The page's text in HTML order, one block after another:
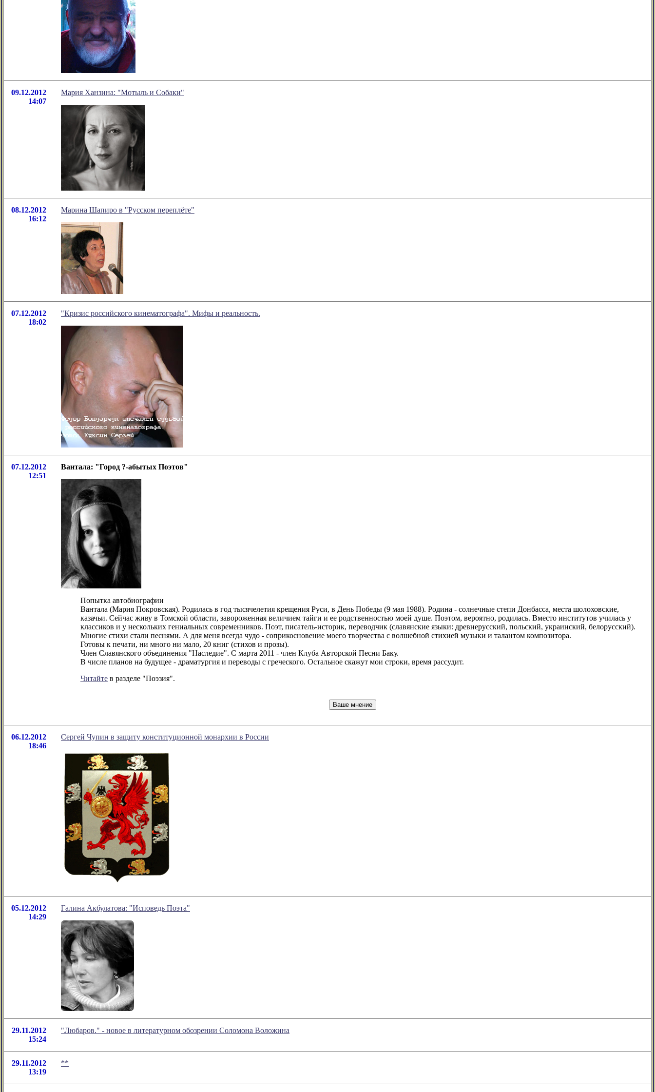
09.12.2012
14:07
Мария Ханзина: "Мотыль и Собаки"
08.12.2012
16:12
Марина Шапиро в "Русском переплёте"
07.12.2012
18:02
"Кризис российского кинематографа". Мифы и реальность.
07.12.2012
12:51
Вантала: "Город ?-абытых Поэтов"
Попытка автобиографии
Вантала (Мария Покровская). Родилась в год тысячелетия крещения Руси, в День Победы (9 мая 1988). Родина - солнечные степи Донбасса, места шолоховские,
казачьи. Сейчас живу в Томской области, завороженная величием тайги и ее родственностью моей душе. Поэтом, вероятно, родилась. Вместо институтов училась у
классиков и у нескольких гениальных современников. Поэт, писатель-историк, переводчик (славянские языки: древнерусский, польский, украинский, белорусский).
Многие стихи стали песнями. А для меня всегда чудо - соприкосновение моего творчества с волшебной стихией музыки и талантом композитора.
Готовы к печати, ни много ни мало, 20 книг (стихов и прозы).
Член Славянского объединения "Наследие". С марта 2011 - член Клуба Авторской Песни Баку.
В числе планов на будущее - драматургия и переводы с греческого. Остальное скажут мои строки, время рассудит.
Читайте в разделе "Поэзия".
06.12.2012
18:46
Сергей Чупин в защиту конституционной монархии в России
05.12.2012
14:29
Галина Акбулатова: "Исповедь Поэта"
29.11.2012
15:24
"Любаров." - новое в литературном обозрении Соломона Воложина
29.11.2012
13:19
**